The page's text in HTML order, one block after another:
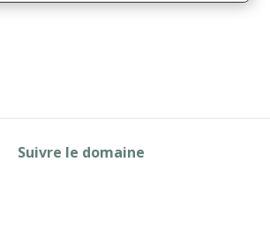
Suivre le domaine